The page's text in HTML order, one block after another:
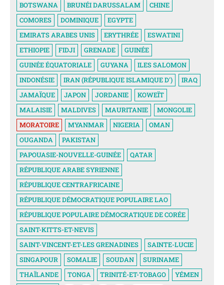
BOTSWANA
BRUNÉI DARUSSALAM
CHINE
COMORES
DOMINIQUE
EGYPTE
EMIRATS ARABES UNIS
ERYTHRÉE
ESWATINI
ETHIOPIE
FIDJI GRENADE
GUINÉE
GUINÉE ÉQUATORIALE
GUYANA
ILES SALOMON
INDONÉSIE
IRAN (RÉPUBLIQUE ISLAMIQUE D')
IRAQ
JAMAÏQUE
JAPON JORDANIE
KOWEÏT
MALAISIE
MALDIVES MAURITANIE
MONGOLIE
MORATOIRE
MYANMAR NIGERIA
OMAN
OUGANDA
PAKISTAN
PAPOUASIE-NOUVELLE-GUINÉE
QATAR
RÉPUBLIQUE ARABE SYRIENNE
RÉPUBLIQUE CENTRAFRICAINE
RÉPUBLIQUE DÉMOCRATIQUE POPULAIRE LAO
RÉPUBLIQUE POPULAIRE DÉMOCRATIQUE DE CORÉE
SAINT-KITTS-ET-NEVIS
SAINT-VINCENT-ET-LES GRENADINES
SAINTE-LUCIE
SINGAPOUR
SOMALIE SOUDAN
SURINAME
THAÏLANDE
TONGA TRINITÉ-ET-TOBAGO YÉMEN